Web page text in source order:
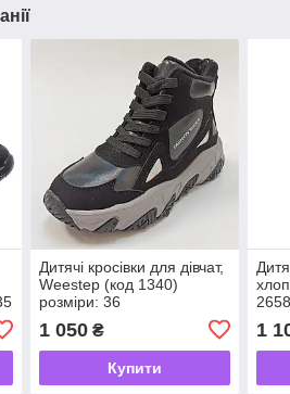
Дитячі кросівки для дівчат,
Weestep (код 1340)
розміри: 36
1 050₴
Купити
1